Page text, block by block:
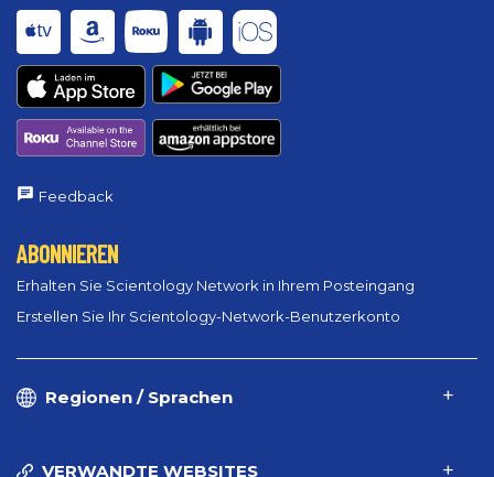
Feedback
ABONNIEREN
Erhalten Sie Scientology Network in Ihrem Posteingang
Erstellen Sie Ihr Scientology-Network-Benutzerkonto
Regionen / Sprachen
VERWANDTE WEBSITES